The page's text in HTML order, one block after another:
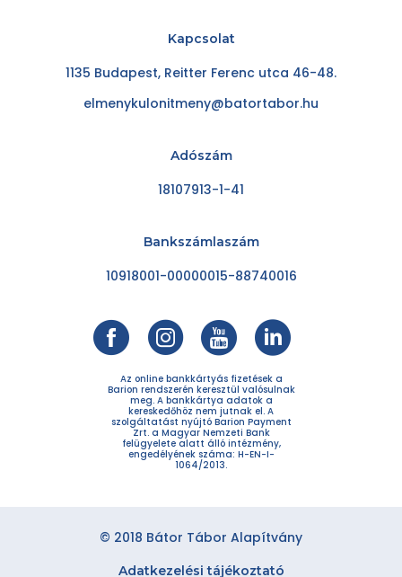
Kapcsolat
1135 Budapest, Reitter Ferenc utca 46-48.
elmenykulonitmeny@batortabor.hu
Adószám
18107913-1-41
Bankszámlaszám
10918001-00000015-88740016
Az online bankkártyás fizetések a
Barion rendszerén keresztül valósulnak
meg. A bankkártya adatok a
kereskedőhöz nem jutnak el. A
szolgáltatást nyújtó Barion Payment
Zrt. a Magyar Nemzeti Bank
felügyelete alatt álló intézmény,
engedélyének száma: H-EN-I-
1064/2013.
© 2018 Bátor Tábor Alapítvány
Adatkezelési tájékoztató